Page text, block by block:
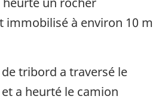
immobilisé à environ 10 m
tribord a traversé le
a heurté le camion